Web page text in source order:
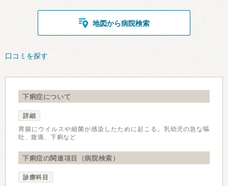
地図から病院検索
口コミを探す
下痢症について
詳細
胃腸にウイルスや細菌が感染したために起こる。乳幼児の急な嘔
吐、腹痛、下痢など
下痢症の関連項目（病院検索）
診療科目